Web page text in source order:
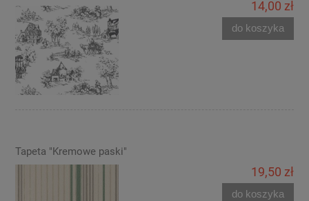
14,00 zł
do koszyka
Tapeta "Kremowe paski"
19,50 zł
do koszyka